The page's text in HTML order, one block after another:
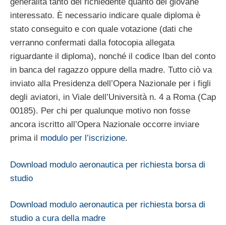
generalità tanto del richiedente quanto del giovane
interessato. È necessario indicare quale diploma è
stato conseguito e con quale votazione (dati che
verranno confermati dalla fotocopia allegata
riguardante il diploma), nonché il codice Iban del conto
in banca del ragazzo oppure della madre. Tutto ciò va
inviato alla Presidenza dell’Opera Nazionale per i figli
degli aviatori, in Viale dell’Università n. 4 a Roma (Cap
00185). Per chi per qualunque motivo non fosse
ancora iscritto all’Opera Nazionale occorre inviare
prima il modulo per l’iscrizione.
Download modulo aeronautica per richiesta borsa di
studio
Download modulo aeronautica per richiesta borsa di
studio a cura della madre